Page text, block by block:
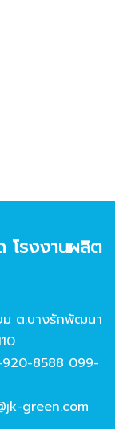
โรงงานผลิต
ม ต.บางรักพัฒนา
8588 099-
green.com